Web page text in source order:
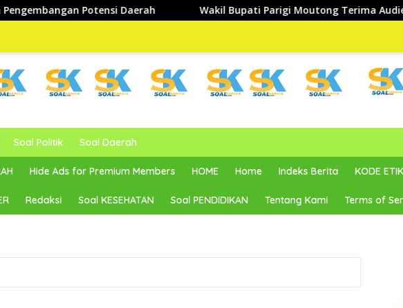
Wakil Bupati Parigi Moutong Terima Audiensi PT Permodalan
Soal Politik Soal Daerah
Hide Ads for Premium Members HOME Home Indeks Berita KODE
Redaksi Soal KESEHATAN Soal PENDIDIKAN Tentang Kami Terms of